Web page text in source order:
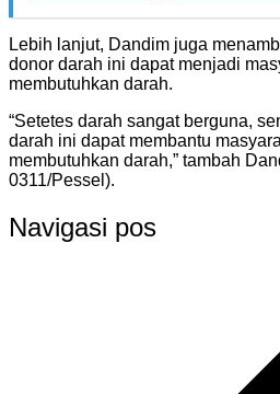
Lebih lanjut, Dandim juga
donor darah ini dapat menjadi
membutuhkan darah.
“Setetes darah sangat berguna,
darah ini dapat membantu
membutuhkan darah,” tambah
0311/Pessel).
Navigasi pos